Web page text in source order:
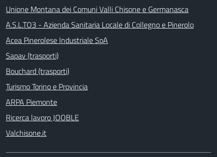
Unione Montana dei Comuni Valli Chisone e Germanasca
A.S.L.TO3 - Azienda Sanitaria Locale di Collegno e Pinerolo
Acea Pinerolese Industriale SpA
Sapav (trasporti)
Bouchard (trasporti)
Turismo Torino e Provincia
ARPA Piemonte
Ricerca lavoro JOOBLE
Valchisone.it